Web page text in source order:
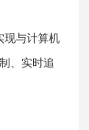
现与计算机
、实时追